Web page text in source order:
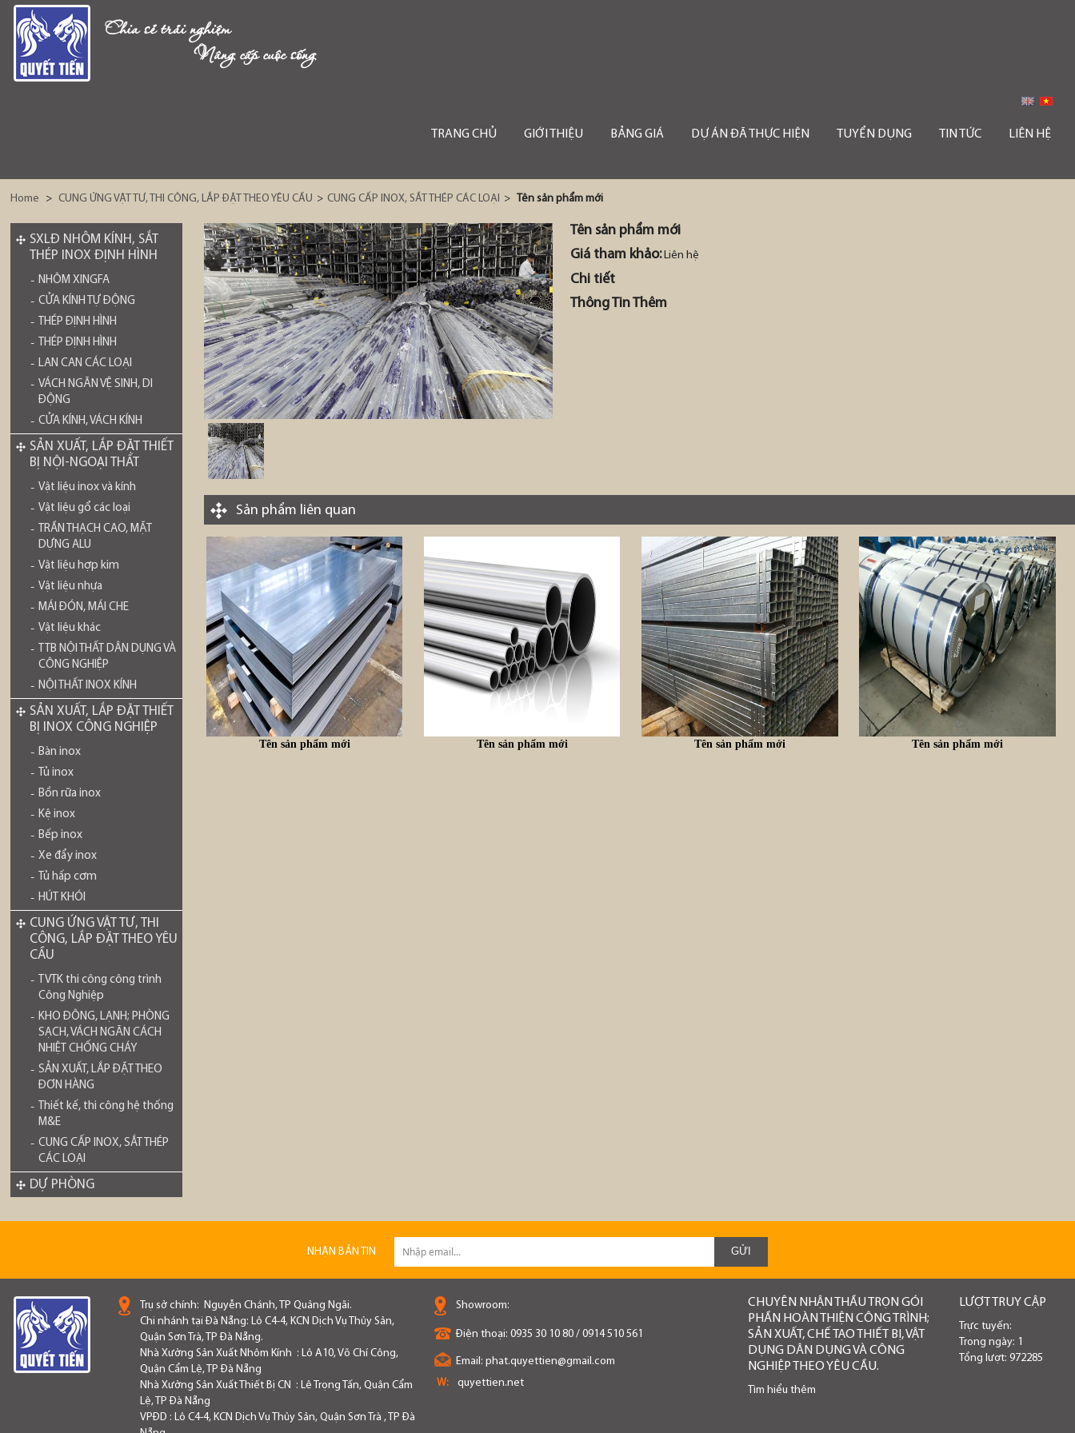
Chia sẻ trải nghiệm
Nâng cấp cuộc sống
TRANG CHỦ GIỚI THIỆU BẢNG GIÁ DỰ ÁN ĐÃ THỰC HIỆN TUYỂN DỤNG TIN TỨC LIÊN HỆ
Home > CUNG ỨNG VẬT TƯ, THI CÔNG, LẮP ĐẶT THEO YÊU CẦU > CUNG CẤP INOX, SẮT THÉP CÁC LOẠI > Tên sản phẩm mới
SXLĐ NHÔM KÍNH, SẮT
THÉP INOX ĐỊNH HÌNH
NHÔM XINGFA
CỬA KÍNH TỰ ĐỘNG
THÉP ĐỊNH HÌNH
THÉP ĐỊNH HÌNH
LAN CAN CÁC LOẠI
VÁCH NGĂN VỆ SINH, DI
ĐỘNG
CỬA KÍNH, VÁCH KÍNH
SẢN XUẤT, LẮP ĐẶT THIẾT
BỊ NỘI-NGOẠI THẤT
Vật liệu inox và kính
Vật liệu gổ các loại
TRẦN THẠCH CAO, MẶT
DỰNG ALU
Vật liệu hợp kim
Vật liệu nhựa
MÁI ĐÓN, MÁI CHE
Vật liệu khác
TTB NỘI THẤT DÂN DỤNG VÀ
CÔNG NGHIỆP
NỘI THẤT INOX KÍNH
SẢN XUẤT, LẮP ĐẶT THIẾT
BỊ INOX CÔNG NGHIỆP
Bàn inox
Tủ inox
Bồn rữa inox
Kệ inox
Bếp inox
Xe đẩy inox
Tủ hấp cơm
HÚT KHÓI
CUNG ỨNG VẬT TƯ, THI
CÔNG, LẮP ĐẶT THEO YÊU
CẦU
TVTK thi công công trình
Công Nghiệp
KHO ĐÔNG, LẠNH; PHÒNG
SẠCH, VÁCH NGĂN CÁCH
NHIỆT CHỐNG CHÁY
SẢN XUẤT, LẮP ĐẶT THEO
ĐƠN HÀNG
Thiết kế, thi công hệ thống
M&E
CUNG CẤP INOX, SẮT THÉP
CÁC LOẠI
DỰ PHÒNG
Tên sản phẩm mới
Giá tham khảo: Liên hệ
Chi tiết
Thông Tin Thêm
Sản phẩm liên quan
Tên sản phẩm mới Tên sản phẩm mới Tên sản phẩm mới Tên sản phẩm mới
NHẬN BẢN TIN
Trụ sở chính: Nguyễn Chánh, TP Quảng Ngãi.
Chi nhánh tại Đà Nẵng: Lô C4-4, KCN Dịch Vụ Thủy Sản,
Quận Sơn Trà, TP Đà Nẵng.
Nhà Xưởng Sản Xuất Nhôm Kính : Lô A10, Võ Chí Công,
Quận Cẩm Lệ, TP Đà Nẵng
Nhà Xưởng Sản Xuất Thiết Bị CN : Lê Trọng Tấn, Quận Cẩm
Lệ, TP Đà Nẵng
VPĐD : Lô C4-4, KCN Dịch Vụ Thủy Sản, Quận Sơn Trà , TP Đà
Showroom:
Điện thoại: 0935 30 10 80 / 0914 510 561
Email: phat.quyettien@gmail.com
W:
quyettien.net
CHUYÊN NHẬN THẦU TRỌN GÓI
PHẦN HOÀN THIỆN CÔNG TRÌNH;
SẢN XUẤT, CHẾ TẠO THIẾT BỊ, VẬT
DỤNG DÂN DỤNG VÀ CÔNG
NGHIỆP THEO YÊU CẦU.
Tìm hiểu thêm
LƯỢT TRUY CẬP
Trực tuyến:
Trong ngày: 1
Tổng lượt: 972285